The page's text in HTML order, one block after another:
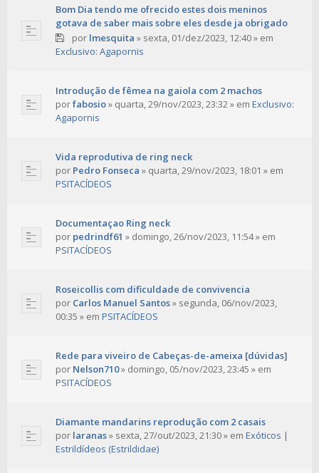
Bom Dia tendo me ofrecido estes dois meninos
gotava de saber mais sobre eles desde ja obrigado
por lmesquita » sexta, 01/dez/2023, 12:40» em
Exclusivo: Agapornis
Introdução de fêmea na gaiola com 2 machos
porfabosio» quarta, 29/nov/2023, 23:32» em Exclusivo:
Agapornis
Vida reprodutiva de ring neck
por Pedro Fonseca » quarta, 29/nov/2023, 18:01 » em
PSITACÍDEOS
Documentaçao Ring neck
por pedrindf61 » domingo, 26/nov/2023, 11:54» em
PSITACÍDEOS
Roseicollis com dificuldade de convivencia
por Carlos Manuel Santos» segunda, 06/nov/2023,
00:35 » em PSITACÍDEOS
Rede para viveiro de Cabeças-de-ameixa [dúvidas]
por Nelson710» domingo, 05/nov/2023, 23:45 » em
PSITACÍDEOS
Diamante mandarins reprodução com 2 casais
por laranas» sexta, 27/out/2023, 21:30» em Exóticos |
Estrildídeos (Estrildidae)